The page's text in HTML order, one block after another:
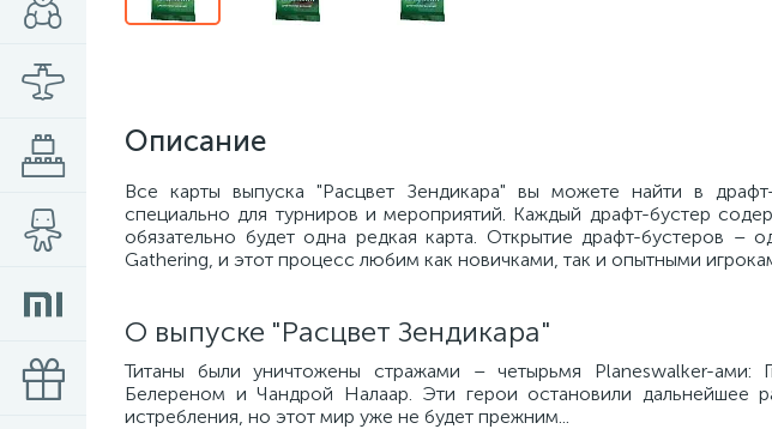
Описание
Все карты выпуска "Расцвет Зендикара" вы можете найти в
специально для турниров и мероприятий. Каждый драфт-бустер
обязательно будет одна редкая карта. Открытие драфт-бустеров –
Gathering, и этот процесс любим как новичками, так и опытными
О выпуске "Расцвет Зендикара"
Титаны были уничтожены стражами – четырьмя Planeswalker-
Белереном и Чандрой Налаар. Эти герои остановили дальнейшее
истребления, но этот мир уже не будет прежним...